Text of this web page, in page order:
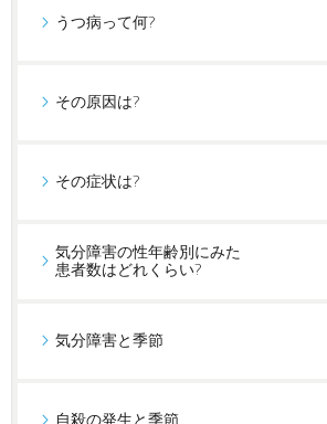
うつ病って何?
その原因は?
その症状は?
気分障害の性年齢別にみた
患者数はどれくらい?
気分障害と季節
自殺の発生と季節